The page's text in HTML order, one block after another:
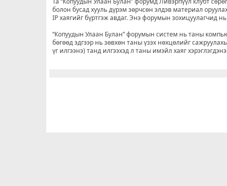
болон бусад хууль дүрэм зөрчсөн элдэв материал
IP хаягийг бүртгэж авдаг. Энэ форумын зохицуулагчид
“Копуудын Улаан Булан” форумын систем нь таны
бөгөөд эдгээр нь зөвхөн таны үзэх нөхцөлийг
үг илгээнэ) танд илгээхэд л таны имэйл хаяг